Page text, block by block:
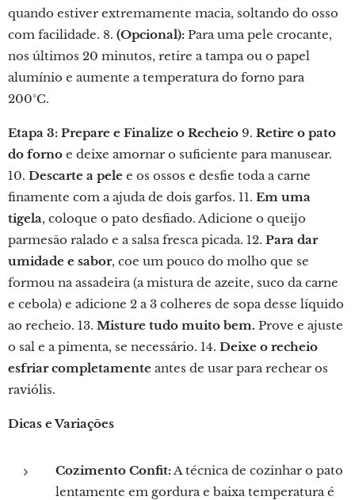
quando estiver extremamente macia, soltando do osso
com facilidade. 8. (Opcional): Para uma pele crocante,
nos últimos 20 minutos, retire a tampa ou o papel
alumínio e aumente a temperatura do forno para
200°C.
Etapa 3: Prepare e Finalize o Recheio 9. Retire o pato
do forno e deixe amornar o suficiente para manusear.
10. Descarte a pele e os ossos e desfie toda a carne
finamente com a ajuda de dois garfos. 11. Em uma
tigela, coloque o pato desfiado. Adicione o queijo
parmesão ralado e a salsa fresca picada. 12. Para dar
umidade e sabor, coe um pouco do molho que se
formou na assadeira (a mistura de azeite, suco da carne
e cebola) e adicione 2 a 3 colheres de sopa desse líquido
ao recheio. 13. Misture tudo muito bem. Prove e ajuste
o sal e a pimenta, se necessário. 14. Deixe o recheio
esfriar completamente antes de usar para rechear os
raviólis.
Dicas e Variações
Cozimento Confit:A técnica de cozinhar o pato
lentamente em gordura e baixa temperatura é